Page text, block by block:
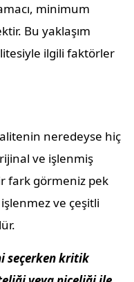
minimum
Bu yaklaşım
ilgili faktörler
neredeyse hiç
ve işlenmiş
fark görmeniz pek
ve çeşitli
seçerken kritik